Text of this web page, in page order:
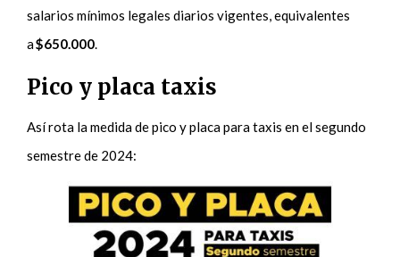
salarios mínimos legales diarios vigentes, equivalentes
a$650.000.
Pico y placa taxis
Así rota la medida de pico y placa para taxis en el segundo
semestre de 2024: